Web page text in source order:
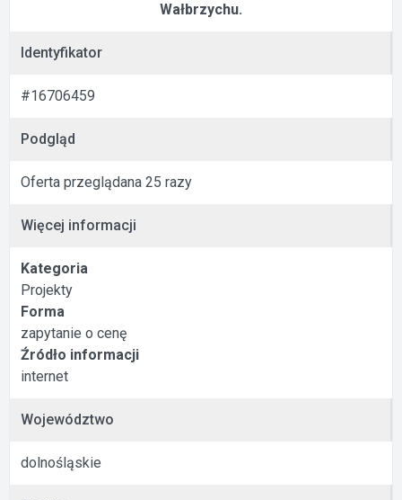
Wałbrzychu.
Identyfikator
#16706459
Podgląd
Oferta przeglądana 25 razy
Więcej informacji
Kategoria
Projekty
Forma
zapytanie o cenę
Źródło informacji
internet
Województwo
dolnośląskie